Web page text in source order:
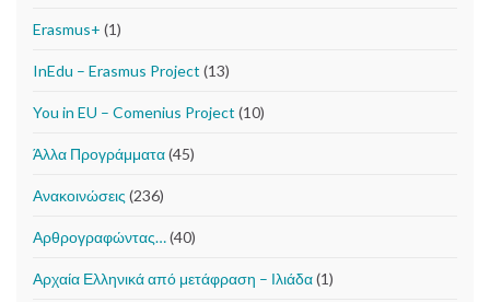
Erasmus+ (1)
InEdu – Erasmus Project (13)
You in EU – Comenius Project (10)
Άλλα Προγράμματα(45)
Ανακοινώσεις (236)
Αρθρογραφώντας…(40)
Αρχαία Ελληνικά από μετάφραση – Ιλιάδα(1)